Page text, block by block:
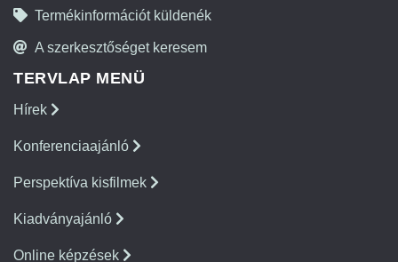
Termékinformációt küldenék
A szerkesztőséget keresem
TERVLAP MENÜ
Hírek
Konferenciaajánló
Perspektíva kisfilmek
Kiadványajánló
Online képzések